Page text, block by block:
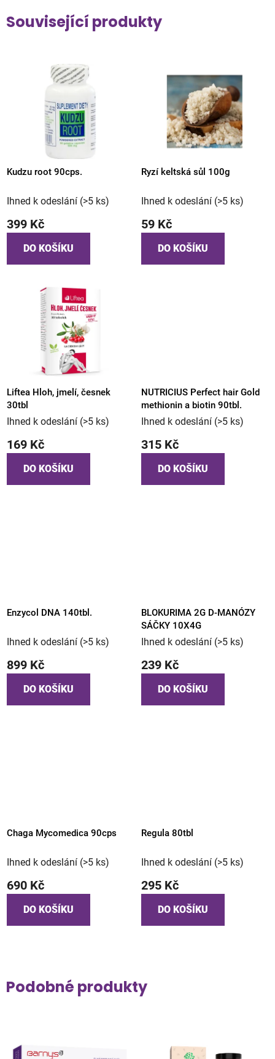
Související produkty
Kudzu root 90cps.
Ihned k odeslání (>5 ks)
399 Kč
DO KOŠÍKU
Ryzí keltská sůl 100g
Ihned k odeslání (>5 ks)
59 Kč
DO KOŠÍKU
Liftea Hloh, jmelí, česnek
30tbl
Ihned k odeslání (>5 ks)
169 Kč
DO KOŠÍKU
NUTRICIUS Perfect hair Gold
methionin a biotin 90tbl.
Ihned k odeslání (>5 ks)
315 Kč
DO KOŠÍKU
Enzycol DNA 140tbl.
Ihned k odeslání (>5 ks)
899 Kč
DO KOŠÍKU
BLOKURIMA 2G D-MANÓZY
SÁČKY 10X4G
Ihned k odeslání (>5 ks)
239 Kč
DO KOŠÍKU
Chaga Mycomedica 90cps
Ihned k odeslání (>5 ks)
690 Kč
DO KOŠÍKU
Regula 80tbl
Ihned k odeslání (>5 ks)
295 Kč
DO KOŠÍKU
Podobné produkty